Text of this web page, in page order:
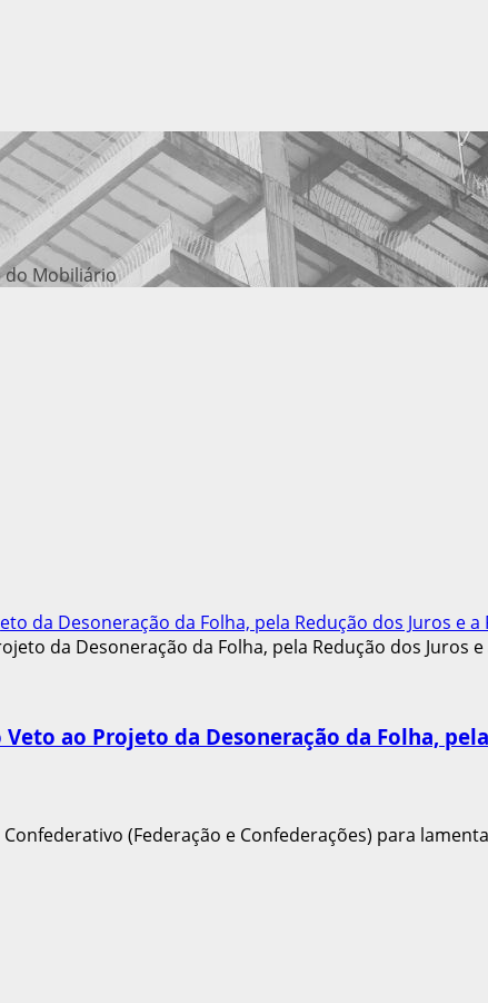
do Mobiliário
da Desoneração da Folha, pela Redução dos Juros e
ao Projeto da Desoneração da Folha,
(Federação e Confederações) para